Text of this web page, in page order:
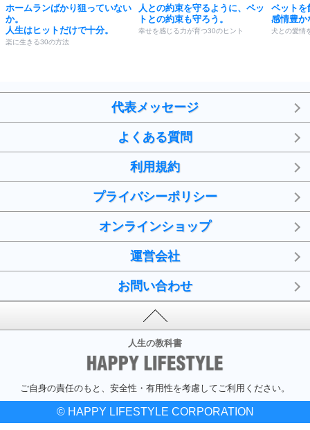
ホームランばかり狙っていない
か。
人生はヒットだけで十分。
楽に生きる30の方法
人との約束を守るように、ペッ
トとの約束も守ろう。
幸せを感じる力が育つ30のヒント
ペットを
感情豊か
犬との愛情
代表メッセージ
よくある質問
利用規約
プライバシーポリシー
オンラインショップ
運営会社
お問い合わせ
人生の教科書
ご自身の責任のもと、安全性・有用性を考慮してご利用ください。
© HAPPY LIFESTYLE CORPORATION